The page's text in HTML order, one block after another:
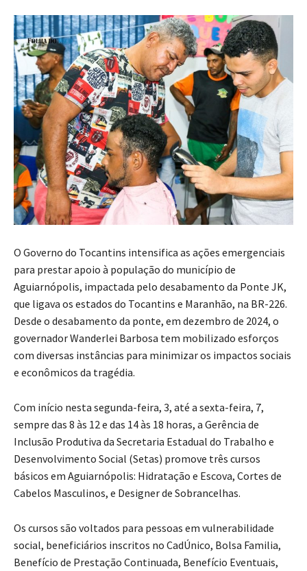
O Governo do Tocantins intensifica as ações emergenciais
para prestar apoio à população do município de
Aguiarnópolis, impactada pelo desabamento da Ponte JK,
que ligava os estados do Tocantins e Maranhão, na BR-226.
Desde o desabamento da ponte, em dezembro de 2024, o
governador Wanderlei Barbosa tem mobilizado esforços
com diversas instâncias para minimizar os impactos sociais
e econômicos da tragédia.
Com início nesta segunda-feira, 3, até a sexta-feira, 7,
sempre das 8 às 12 e das 14 às 18 horas, a Gerência de
Inclusão Produtiva da Secretaria Estadual do Trabalho e
Desenvolvimento Social (Setas) promove três cursos
básicos em Aguiarnópolis: Hidratação e Escova, Cortes de
Cabelos Masculinos, e Designer de Sobrancelhas.
Os cursos são voltados para pessoas em vulnerabilidade
social, beneficiários inscritos no CadÚnico, Bolsa Familia,
Benefício de Prestação Continuada, Benefício Eventuais,